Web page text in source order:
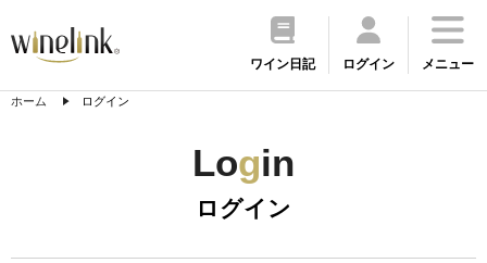
ワイン日記 ログイン メニュー
ホーム ログイン
Login
ログイン